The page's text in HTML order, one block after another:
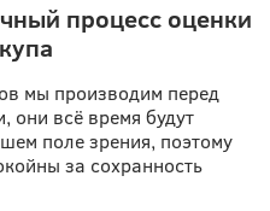
процесс оценки
мы производим перед
они всё время будут
поле зрения, поэтому
за сохранность